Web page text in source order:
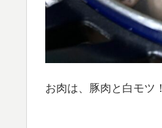
お肉は、豚肉と白モツ！